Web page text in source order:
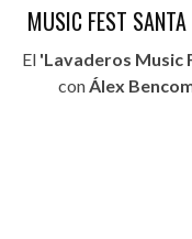
MUSIC FEST
El 'Lavaderos Music
conÁlex